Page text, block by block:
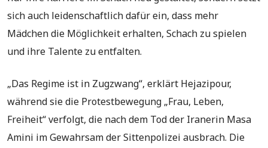
sich auch leidenschaftlich dafür ein, dass mehr
Mädchen die Möglichkeit erhalten, Schach zu spielen
und ihre Talente zu entfalten.
„Das Regime ist in Zugzwang“, erklärt Hejazipour,
während sie die Protestbewegung „Frau, Leben,
Freiheit“ verfolgt, die nach dem Tod der Iranerin Masa
Amini im Gewahrsam der Sittenpolizei ausbrach. Die